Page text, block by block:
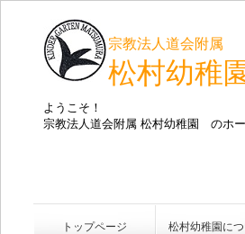
宗教法人道会附属
松村幼稚
ようこそ！
宗教法人道会附属 松村幼稚園 のホー
トップページ 松村幼稚園に